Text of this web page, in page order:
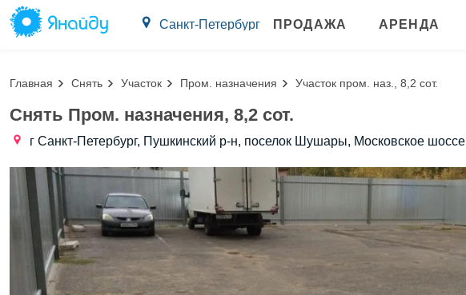
Санкт-Петербург ПРОДАЖА АРЕНДА
Главная Снять Участок Пром. назначения Участок пром. наз., 8,2 сот.
Снять Пром. назначения, 8,2 сот.
г Санкт-Петербург, Пушкинский р-н, поселок Шушары, Московское шоссе